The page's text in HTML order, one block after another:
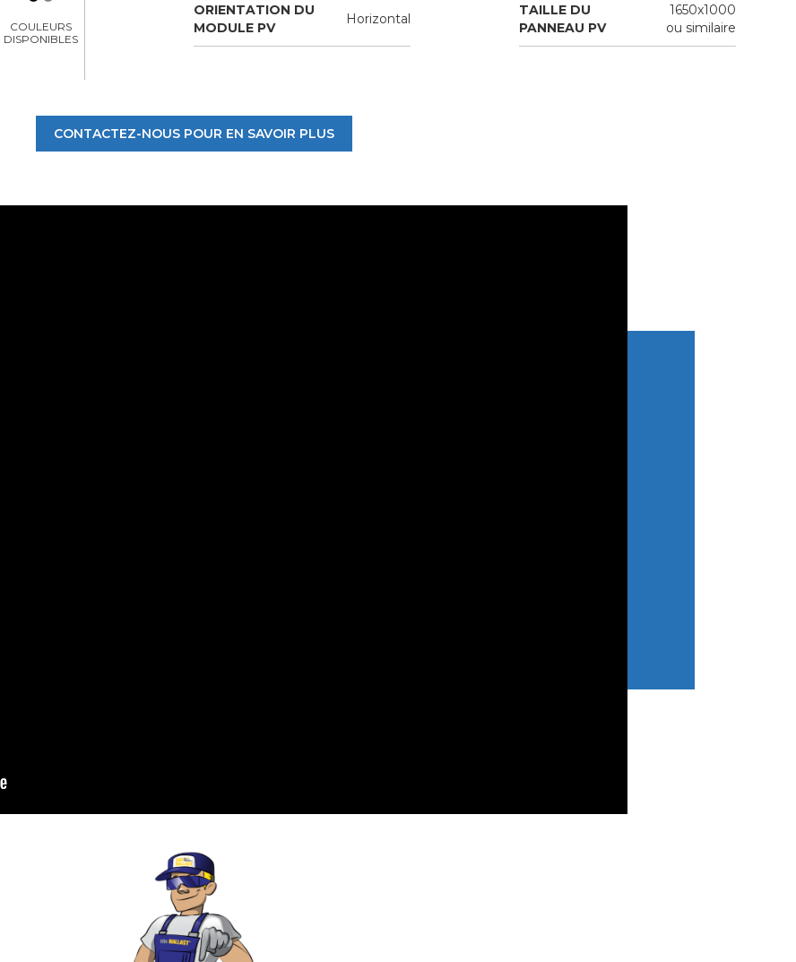
COULEURS
DISPONIBLES
ORIENTATION DU
MODULE PV
Horizontal
TAILLE DU
PANNEAU PV
1650x1000
ou similaire
CONTACTEZ-NOUS POUR EN SAVOIR PLUS